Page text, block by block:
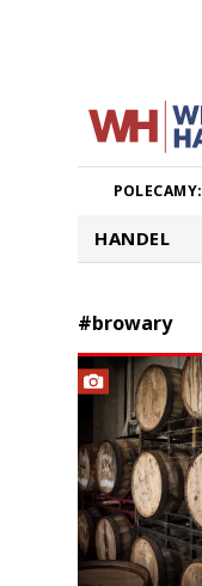
POLECAMY:
HANDEL
#browary